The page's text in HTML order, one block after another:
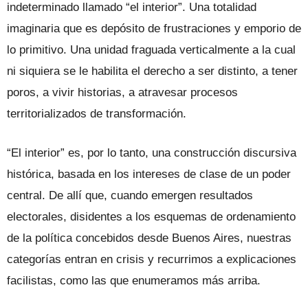
indeterminado llamado “el interior”. Una totalidad
imaginaria que es depósito de frustraciones y emporio de
lo primitivo. Una unidad fraguada verticalmente a la cual
ni siquiera se le habilita el derecho a ser distinto, a tener
poros, a vivir historias, a atravesar procesos
territorializados de transformación.
“El interior” es, por lo tanto, una construcción discursiva
histórica, basada en los intereses de clase de un poder
central. De allí que, cuando emergen resultados
electorales, disidentes a los esquemas de ordenamiento
de la política concebidos desde Buenos Aires, nuestras
categorías entran en crisis y recurrimos a explicaciones
facilistas, como las que enumeramos más arriba.